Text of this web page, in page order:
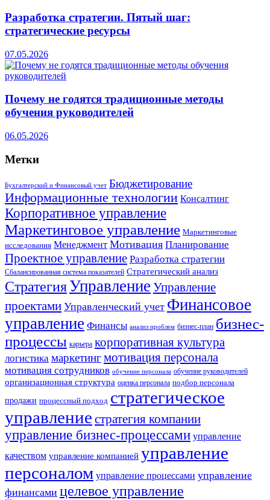
Разработка стратегии. Пятый шаг:
стратегические ресурсы
07.05.2026
Почему не годятся традиционные методы
обучения руководителей
06.05.2026
Метки
Бухгалтерский и Финансовый учет Бюджетирование
Информационные технологии Консалтинг
Корпоративное управление
Маркетинговое управление Маркетинговые
исследования Менеджмент Мотивация Планирование
Проектное управление Разработка стратегии
Сбалансированная система показателей Стратегический анализ
СтратегияУправление Управление
проектами Управленческий учет Финансовое
управление Финансы анализ проблем бизнес-план бизнес-
процессы карьера корпоративная культура
логистика маркетингмотивация персонала
мотивация сотрудников обучение персонала обучение руководителей
организационная структура оценка персонала подбор персонала
продажи процессный подход стратегическое
управление стратегия компании
управление бизнес-процессами управление
качеством управление компанией управление
персоналом управление процессами управление
финансами целевое управление